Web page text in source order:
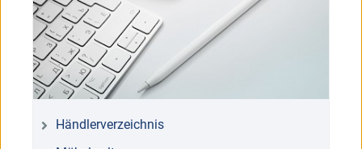
Händlerverzeichnis